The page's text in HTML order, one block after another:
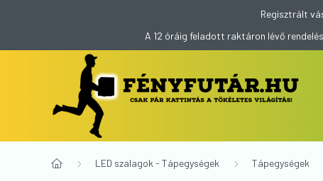
Regisztrált
A 12 óráig feladott raktáron lévő
LED szalagok - Tápegységek Tápegységek